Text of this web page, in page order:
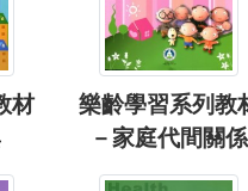
材
樂齡學習系列教
－家庭代間關係